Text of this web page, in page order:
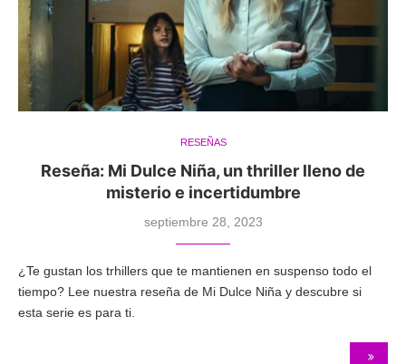
RESEÑAS
Reseña: Mi Dulce Niña, un thriller lleno de
misterio e incertidumbre
septiembre 28, 2023
¿Te gustan los trhillers que te mantienen en suspenso todo el
tiempo? Lee nuestra reseña de Mi Dulce Niña y descubre si
esta serie es para ti.